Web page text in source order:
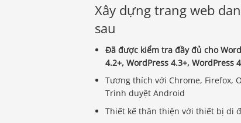
Xây dựng trang web
sau
Đã được kiểm tra đầy đủ cho
4.2+, WordPress 4.3+, WordPress
Tương thích với Chrome, Firefox,
Trình duyệt Android
Thiết kế thân thiện với thiết bị di